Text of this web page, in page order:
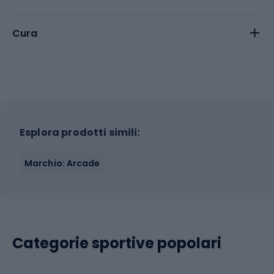
Cura
Esplora prodotti simili:
Marchio: Arcade
Categorie sportive popolari